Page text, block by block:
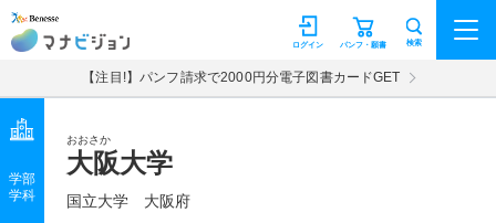
マナビジョン パンフ・願書
ログイン 検索
【注目!】パンフ請求で2000円分電子図書カードGET
おおさか
大阪大学
国立大学 大阪府
学部
学科